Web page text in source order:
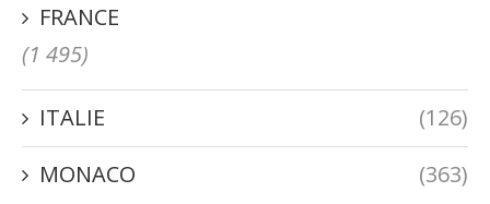
FRANCE
(1 495)
ITALIE
(126)
MONACO
(363)